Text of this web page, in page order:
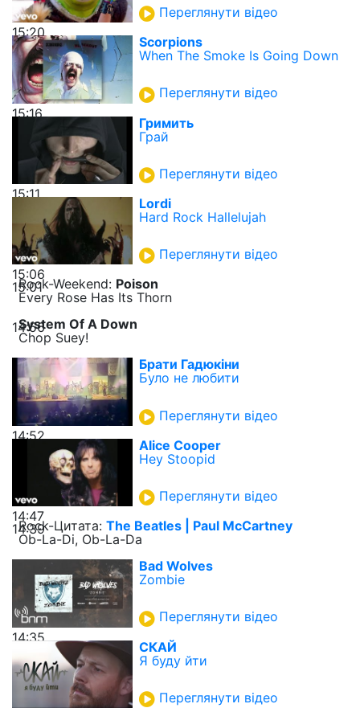
15:20
Переглянути відео
15:16
Scorpions
When The Smoke Is Going Down
Переглянути відео
15:11
Гримить
Грай
Переглянути відео
15:06
Lordi
Hard Rock Hallelujah
Переглянути відео
15:01
Rock-Weekend: Poison
Every Rose Has Its Thorn
14:56
System Of A Down
Chop Suey!
14:52
Брати Гадюкіни
Було не любити
Переглянути відео
14:47
Alice Cooper
Hey Stoopid
Переглянути відео
14:39
Rock-Цитата: The Beatles | Paul McCartney
Ob-La-Di, Ob-La-Da
14:35
Bad Wolves
Zombie
Переглянути відео
СКАЙ
Я буду йти
Переглянути відео